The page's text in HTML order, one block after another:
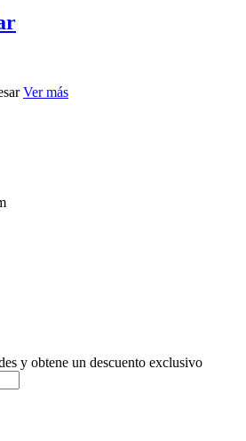
Ver más
y obtene un descuento exclusivo